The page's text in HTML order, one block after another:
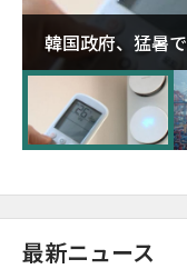
韓国政府、猛暑
に需給対応体制
最新ニュース